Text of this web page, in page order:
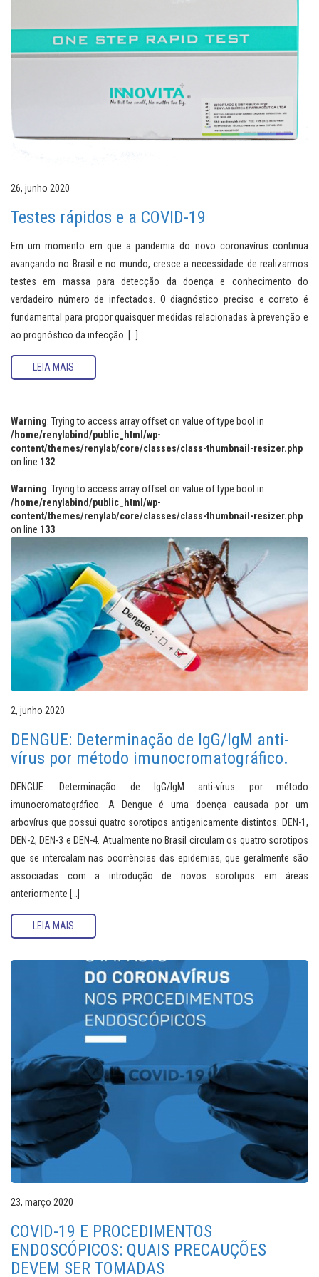
26, junho 2020
Testes rápidos e a COVID-19
Em um momento em que a pandemia do novo coronavírus continua
avançando no Brasil e no mundo, cresce a necessidade de realizarmos
testes em massa para detecção da doença e conhecimento do
verdadeiro número de infectados. O diagnóstico preciso e correto é
fundamental para propor quaisquer medidas relacionadas à prevenção e
ao prognóstico da infecção. […]
LEIA MAIS
Warning: Trying to access array offset on value of type bool in
/home/renylabind/public_html/wp-
content/themes/renylab/core/classes/class-thumbnail-resizer.php
on line 132
Warning: Trying to access array offset on value of type bool in
/home/renylabind/public_html/wp-
content/themes/renylab/core/classes/class-thumbnail-resizer.php
on line 133
2, junho 2020
DENGUE: Determinação de IgG/IgM anti-
vírus por método imunocromatográfico.
DENGUE: Determinação de IgG/IgM anti-vírus por método
imunocromatográfico. A Dengue é uma doença causada por um
arbovírus que possui quatro sorotipos antigenicamente distintos: DEN-1,
DEN-2, DEN-3 e DEN-4. Atualmente no Brasil circulam os quatro sorotipos
que se intercalam nas ocorrências das epidemias, que geralmente são
associadas com a introdução de novos sorotipos em áreas
anteriormente […]
LEIA MAIS
23, março 2020
COVID-19 E PROCEDIMENTOS
ENDOSCÓPICOS: QUAIS PRECAUÇÕES
DEVEM SER TOMADAS